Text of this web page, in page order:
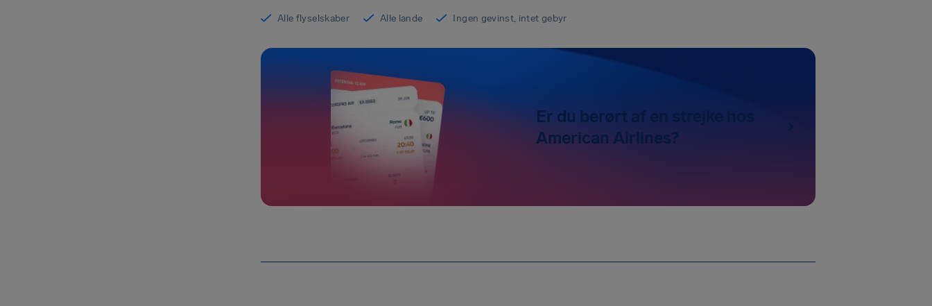
Alle flyselskaber Alle lande Ingen gevinst, intet gebyr
Er du berørt af en strejke hos
American Airlines?